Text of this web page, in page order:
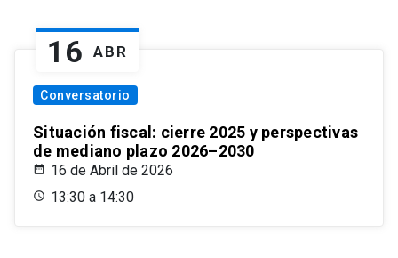
16 ABR
Conversatorio
Situación fiscal: cierre 2025 y perspectivas
de mediano plazo 2026–2030
16 de Abril de 2026
13:30 a 14:30